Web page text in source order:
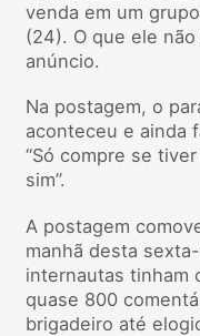
venda em um
(24). O que ele
anúncio.
Na postagem, o
aconteceu e ainda
“Só compre se
sim”.
A postagem
manhã desta
internautas tinham
quase 800
brigadeiro até